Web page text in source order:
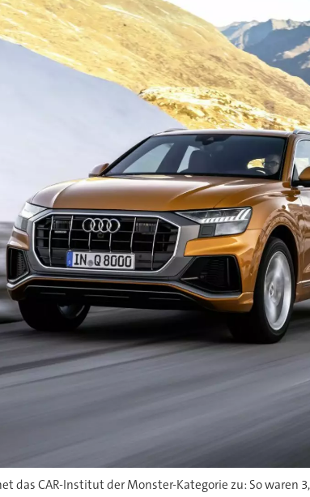
das CAR-Institut der Monster-Kategorie zu: So waren